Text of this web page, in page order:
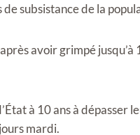
subsistance de la
avoir grimpé
à 10 ans à dépasser
mardi.